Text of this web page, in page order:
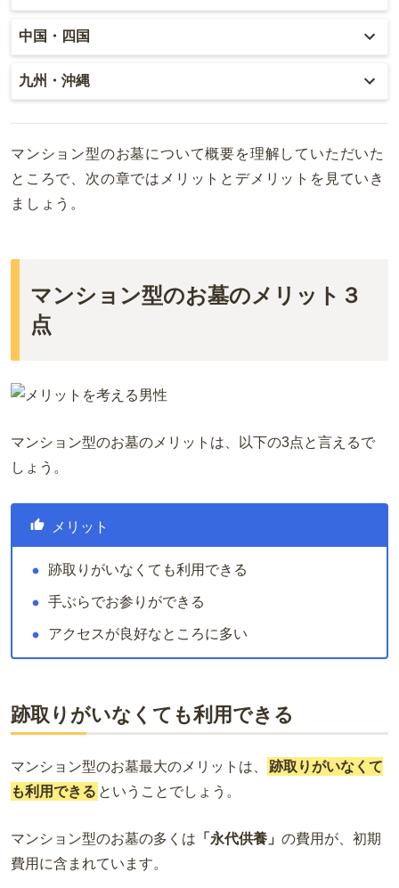
山形
宮城
福島
千葉
茨城
栃木
三重
石川
山梨
新潟
長野
大阪
兵庫
滋賀
奈良
中国・四国
岡山
鳥取
島根
愛媛
徳島
九州・沖縄
大分
宮崎
長崎
鹿児島
沖縄
マンション型のお墓について概要を理解していただいた
ところで、次の章ではメリットとデメリットを見ていき
ましょう。
マンション型のお墓のメリット３
点
マンション型のお墓のメリットは、以下の3点と言えるで
しょう。
メリット
跡取りがいなくても利用できる
手ぶらでお参りができる
アクセスが良好なところに多い
跡取りがいなくても利用できる
マンション型のお墓最大のメリットは、
跡取りがいなくて
も利用できる ということでしょう。
マンション型のお墓の多くは 「永代供養」 の費用が、初期
費用に含まれています。